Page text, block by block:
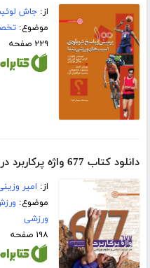
از:جاش
موضوع:
۲۲۹ صفحه
دانلود کتاب 677 واژ‌ه پرکاربرد در تربیت بدنی و علوم ورزشی
از: امیر
موضوع:
ورزشی
۱۹۸ صفحه